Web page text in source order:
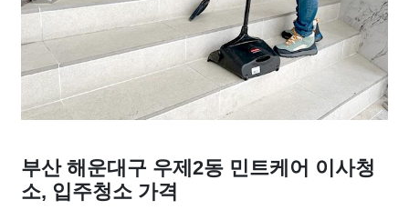
부산 해운대구 우제2동 민트케어 이사청
소, 입주청소 가격